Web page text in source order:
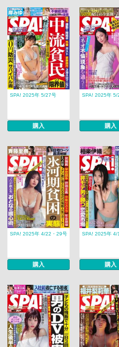
SPA! 2025年 5/27号
購入
SPA! 2025年 5/
購入
SPA! 2025年 4/22・29号
購入
SPA! 2025年 4/
購入